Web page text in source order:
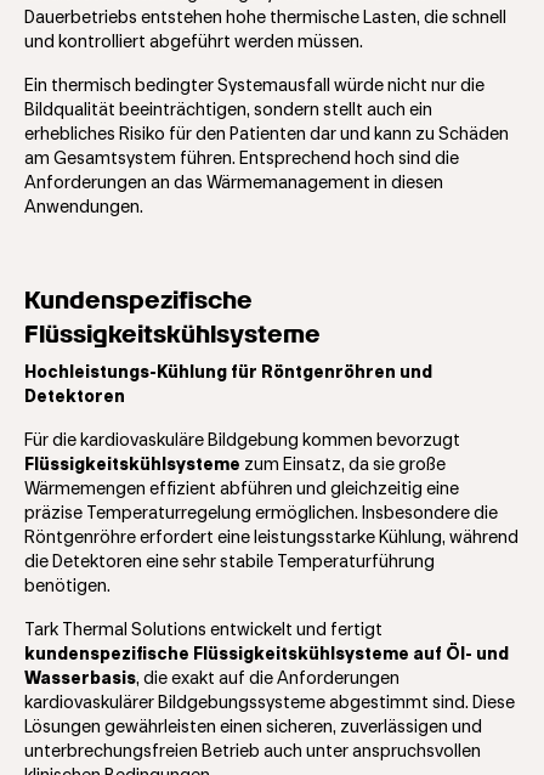
Dauerbetriebs entstehen hohe thermische Lasten, die schnell
und kontrolliert abgeführt werden müssen.
Ein thermisch bedingter Systemausfall würde nicht nur die
Bildqualität beeinträchtigen, sondern stellt auch ein
erhebliches Risiko für den Patienten dar und kann zu Schäden
am Gesamtsystem führen. Entsprechend hoch sind die
Anforderungen an das Wärmemanagement in diesen
Anwendungen.
Kundenspezifische
Flüssigkeitskühlsysteme
Hochleistungs-Kühlung für Röntgenröhren und
Detektoren
Für die kardiovaskuläre Bildgebung kommen bevorzugt
Flüssigkeitskühlsysteme zum Einsatz, da sie große
Wärmemengen effizient abführen und gleichzeitig eine
präzise Temperaturregelung ermöglichen. Insbesondere die
Röntgenröhre erfordert eine leistungsstarke Kühlung, während
die Detektoren eine sehr stabile Temperaturführung
benötigen.
Tark Thermal Solutions entwickelt und fertigt
kundenspezifische Flüssigkeitskühlsysteme auf Öl- und
Wasserbasis, die exakt auf die Anforderungen
kardiovaskulärer Bildgebungssysteme abgestimmt sind. Diese
Lösungen gewährleisten einen sicheren, zuverlässigen und
unterbrechungsfreien Betrieb auch unter anspruchsvollen